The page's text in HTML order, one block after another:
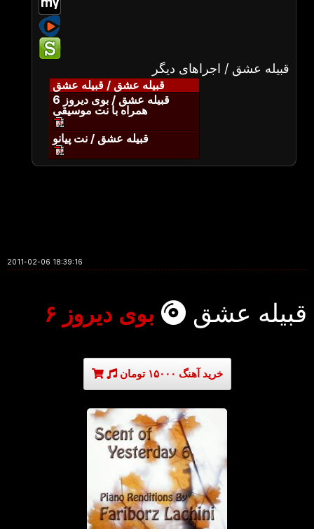
قبیله عشق / اجراهای دیگر
قبیله عشق / قبیله عشق
قبیله عشق / بوی دیروز 6
همراه با نت موسیقی
قبیله عشق / نت پیانو
2011-02-06 18:39:16
قبیله عشق بوی دیروز ۶
خرید آهنگ ۱۵۰۰۰ تومان